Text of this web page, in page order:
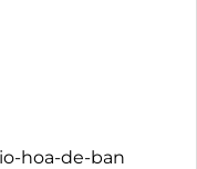
hoa-de-ban